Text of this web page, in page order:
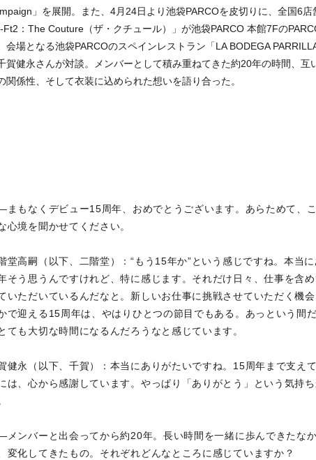
」を展開。また、4月24日より池袋PARCOを皮切りに、全国6
Ft2：The Couture（ザ・クチュール）」が池袋PARCO 本館7Fの
会場となる池袋PARCOのスペインレストラン「LA BODEGA
賀健永さんが対談。メンバーとして積み重ねてきた約20年の時間、互
関係性、そして衣装に込められた想いを語り合った。
もなくデビュー15周年、おめでとうございます。あらためて、
心境を聞かせてください。
堂高嗣（以下、二階堂）：“もう15年か”という感じですね。本当に
そう思うんですけれど、特に感じます。それだけ日々、仕事を含
いただいているんだなと。新しいお仕事に挑戦させていただく機
で迎える15周年は、やはりひとつの節目でもある。あっという間
ても大切な時間になるんだろうなと感じています。
健永（以下、千賀）：本当にありがたいですね。15周年まで支え
は、心から感謝しています。やっぱり「ありがとう」という気持
ンバーと出会ってから約20年。長い時間を一緒に歩んできたな
変化してきたもの。それぞれどんなところに感じていますか？